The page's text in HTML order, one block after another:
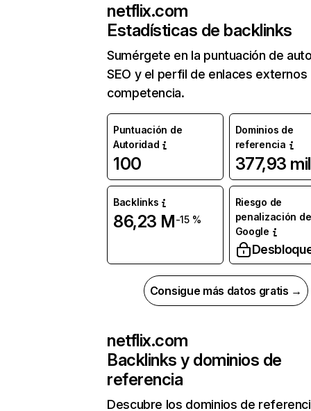
netflix.com
Estadísticas de backlinks
Sumérgete en la puntuación de
SEO y el perfil de enlaces externos
competencia.
Puntuación de
Autoridad
100
Dominios de
referencia
377,93 mil
Backlinks
86,23 M-15 %
Riesgo de
penalización de
Google
Consigue más datos gratis →
netflix.com
Backlinks y dominios de
referencia
Descubre los dominios de